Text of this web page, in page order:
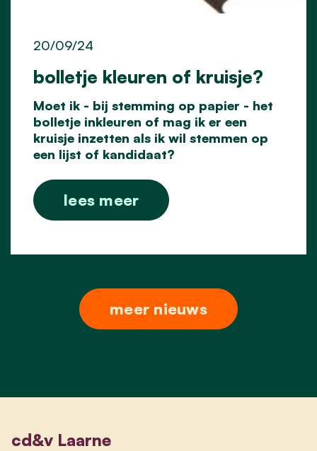
bolletje kleuren of kruisje?
20/09/24
Moet ik - bij stemming op papier - het
bolletje inkleuren of mag ik er een
kruisje inzetten als ik wil stemmen op
een lijst of kandidaat?
lees meer
meer nieuws
cd&v Laarne